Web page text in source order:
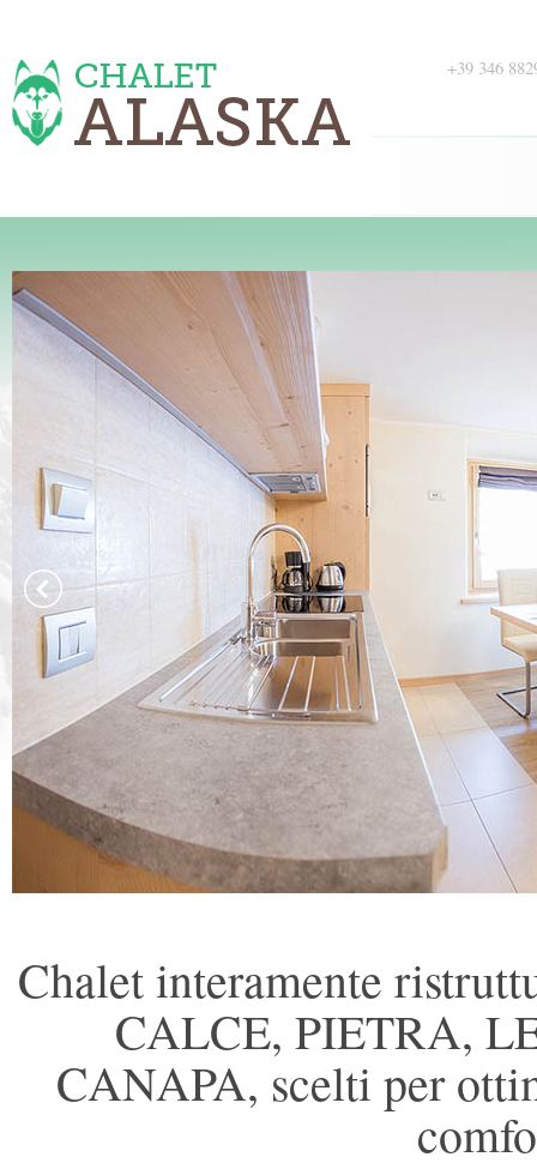
+39 346
Chalet interamente
CALCE, PIETRA,
CANAPA, scelti per